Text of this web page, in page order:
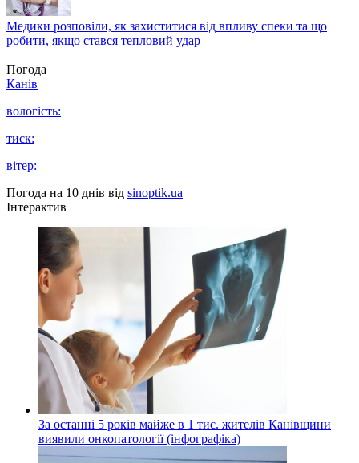
Медики розповіли, як захиститися від впливу спеки та що
робити, якщо стався тепловий удар
Погода
Канів
вологість:
тиск:
вітер:
Погода на 10 днів від sinoptik.ua
Інтерактив
За останні 5 років майже в 1 тис. жителів Канівщини
виявили онкопатології (інфографіка)